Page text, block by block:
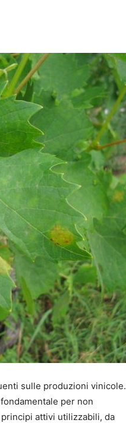
sulle produzioni vinicole.
per non
attivi utilizzabili, da